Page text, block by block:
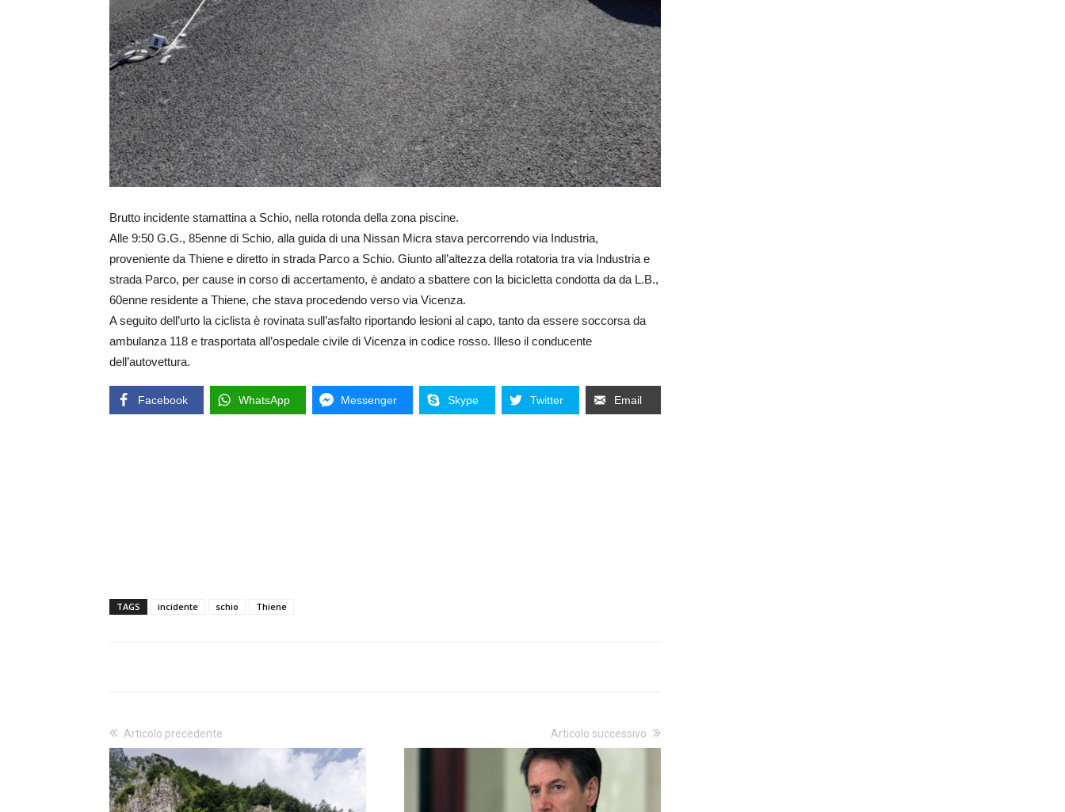
Brutto incidente stamattina a Schio, nella rotonda della zona piscine.
Alle 9:50 G.G., 85enne di Schio, alla guida di una Nissan Micra stava percorrendo via Industria,
proveniente da Thiene e diretto in strada Parco a Schio. Giunto all’altezza della rotatoria tra via Industria e
strada Parco, per cause in corso di accertamento, è andato a sbattere con la bicicletta condotta da da L.B.,
60enne residente a Thiene, che stava procedendo verso via Vicenza.
A seguito dell’urto la ciclista è rovinata sull’asfalto riportando lesioni al capo, tanto da essere soccorsa da
ambulanza 118 e trasportata all’ospedale civile di Vicenza in codice rosso. Illeso il conducente
dell’autovettura.
Facebook WhatsApp Messenger Skype Twitter Email
TAGS incidente schio Thiene
Articolo precedente Articolo successivo